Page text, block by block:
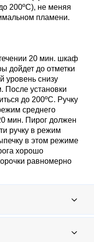
200ºС), не меняя
пламени.
20 мин. шкаф
дойдет до отметки
уровень снизу
После установки
до 200ºС. Ручку
среднего
мин. Пирог должен
ручку в режим
в этом режиме
хорошо
равномерно